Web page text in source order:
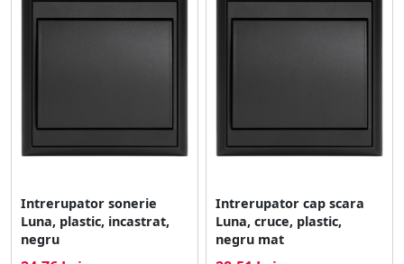
Intrerupator sonerie
Luna, plastic, incastrat,
negru
Intrerupator cap scara
Luna, cruce, plastic,
negru mat